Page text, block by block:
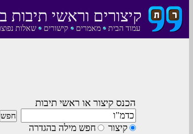
עמוד הבית מאמרים קישורים שאלות
קיצורים וראשי תיבות
הכנס קיצור או ראשי תיבות
קיצור חפש מילה בהגדרה